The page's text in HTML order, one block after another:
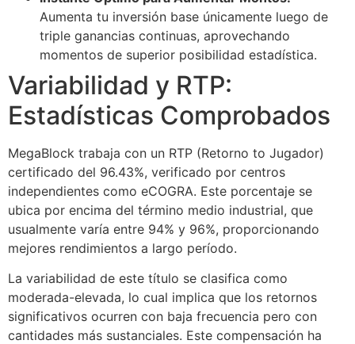
Aumenta tu inversión base únicamente luego de
triple ganancias continuas, aprovechando
momentos de superior posibilidad estadística.
Variabilidad y RTP:
Estadísticas Comprobados
MegaBlock trabaja con un RTP (Retorno to Jugador)
certificado del 96.43%, verificado por centros
independientes como eCOGRA. Este porcentaje se
ubica por encima del término medio industrial, que
usualmente varía entre 94% y 96%, proporcionando
mejores rendimientos a largo período.
La variabilidad de este título se clasifica como
moderada-elevada, lo cual implica que los retornos
significativos ocurren con baja frecuencia pero con
cantidades más sustanciales. Este compensación ha